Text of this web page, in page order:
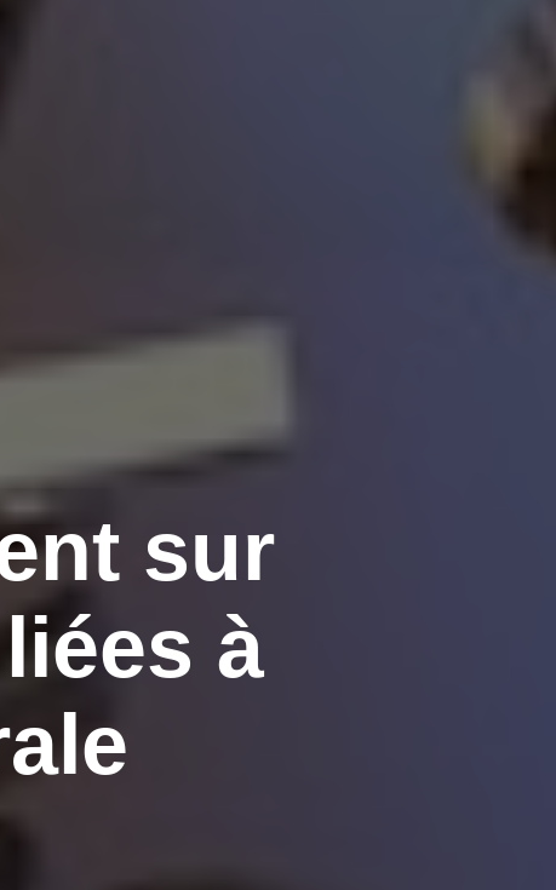
sur
à